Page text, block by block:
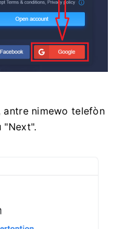
antre nimewo telefòn
"Next".